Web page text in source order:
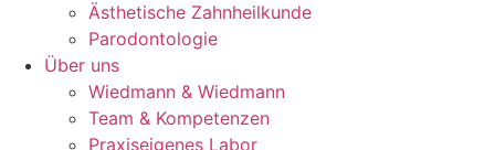
Ästhetische Zahnheilkunde
Parodontologie
Über uns
Wiedmann & Wiedmann
Team & Kompetenzen
Praxiseigenes Labor